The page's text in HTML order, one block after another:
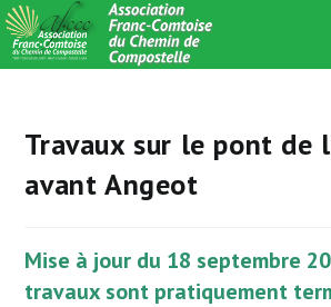
Skip
to
content
Travaux sur le pont de
avant Angeot
Mise à jour du 18 septembre
travaux sont pratiquement